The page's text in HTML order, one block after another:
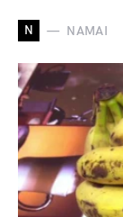
N NAMAI